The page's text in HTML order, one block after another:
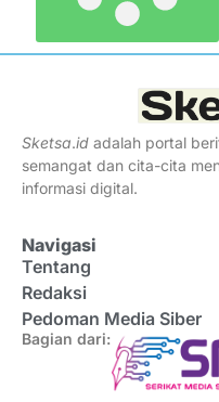
Sketsa.id adalah portal
semangat dan cita-cita
informasi digital.
Navigasi
Tentang
Redaksi
Pedoman Media Siber
Bagian dari: